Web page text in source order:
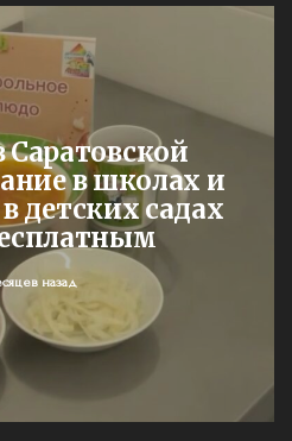
Саратовской
в школах и
детских садах
назад